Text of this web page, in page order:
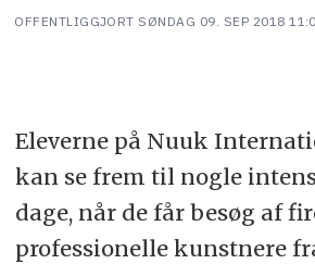
OFFENTLIGGJORT SØNDAG 09. SEP 2018
Eleverne på Nuuk
kan se frem til nogle
dage, når de får besøg af
professionelle kunstnere